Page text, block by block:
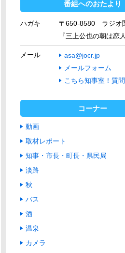
番組へのおたより
ハガキ
〒650-8580 ラジオ
『三上公也の朝は恋人
メール
asa@jocr.jp
メールフォーム
こちら知事室！質
コーナー
動画
取材レポート
知事・市長・町長・県民局
淡路
秋
バス
酒
温泉
カメラ